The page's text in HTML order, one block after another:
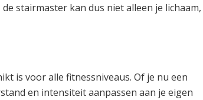
stairmaster kan dus niet alleen je lichaam,
is voor alle fitnessniveaus. Of je nu een
en intensiteit aanpassen aan je eigen